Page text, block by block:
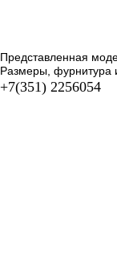
Представленная
Размеры, фурнитура
+7(351) 2256054